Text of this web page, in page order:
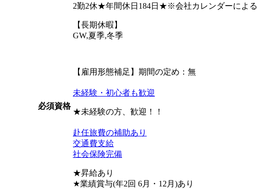
2勤2休★年間休日184日★※会社カレンダーによる
【長期休暇】
GW,夏季,冬季
【雇用形態補足】期間の定め：無
必須資格
未経験・初心者も歓迎
★未経験の方、歓迎！！
赴任旅費の補助あり
交通費支給
社会保険完備
★昇給あり
★業績賞与(年2回 6月・12月)あり